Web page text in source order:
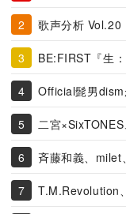
歌声分析 Vol.20
BE:FIRST『生
Official髭男
二宮
斉藤和義、milet
T.M.Revolution